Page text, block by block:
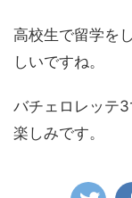
高校生で留学を
しいですね。
バチェロレッテ
楽しみです。